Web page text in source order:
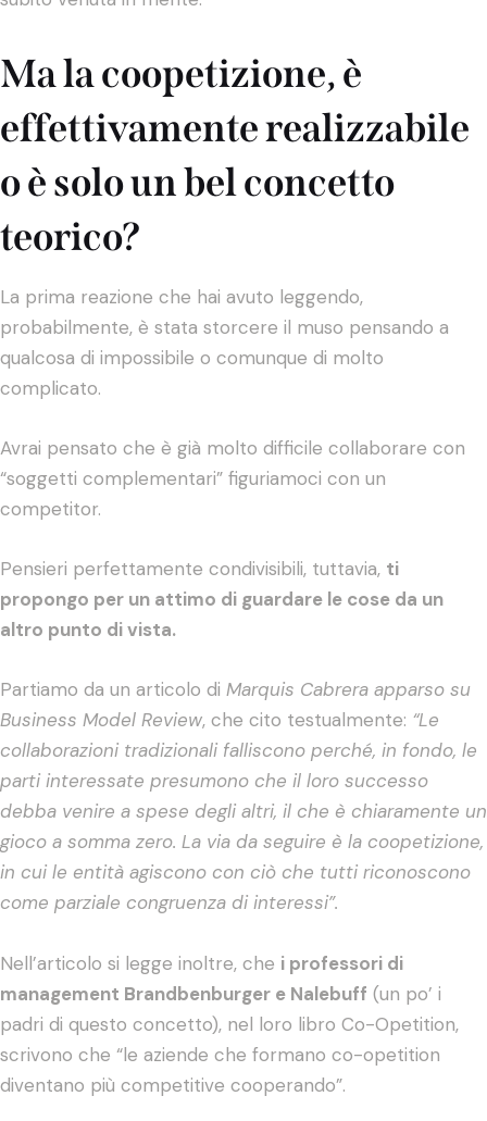
Ma la coopetizione, è
effettivamente realizzabile
o è solo un bel concetto
teorico?
La prima reazione che hai avuto leggendo,
probabilmente, è stata storcere il muso pensando a
qualcosa di impossibile o comunque di molto
complicato.
Avrai pensato che è già molto difficile collaborare con
“soggetti complementari” figuriamoci con un
competitor.
Pensieri perfettamente condivisibili, tuttavia, ti
propongo per un attimo di guardare le cose da un
altro punto di vista.
Partiamo da un articolo di Marquis Cabrera apparso su
Business Model Review, che cito testualmente: “Le
collaborazioni tradizionali falliscono perché, in fondo, le
parti interessate presumono che il loro successo
debba venire a spese degli altri, il che è chiaramente un
gioco a somma zero. La via da seguire è la coopetizione,
in cui le entità agiscono con ciò che tutti riconoscono
come parziale congruenza di interessi”.
Nell’articolo si legge inoltre, che i professori di
management Brandbenburger e Nalebuff (un po’ i
padri di questo concetto), nel loro libro Co-Opetition,
scrivono che “le aziende che formano co-opetition
diventano più competitive cooperando”.